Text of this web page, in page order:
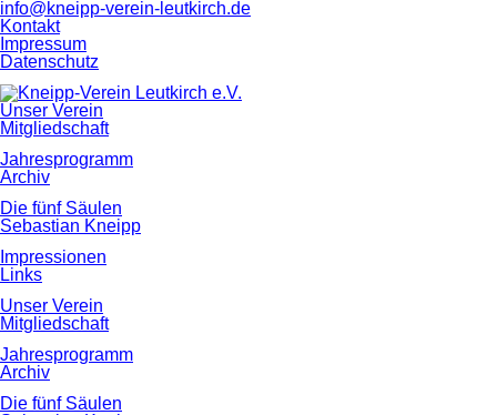
info@kneipp-verein-leutkirch.de
Navigation
überspringen
Kontakt
Impressum
Datenschutz
Navigation
überspringen
Unser Verein
Mitgliedschaft
Jahresprogramm
Archiv
Die fünf Säulen
Sebastian Kneipp
Impressionen
Links
Navigation
überspringen
Unser Verein
Mitgliedschaft
Jahresprogramm
Archiv
Die fünf Säulen